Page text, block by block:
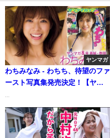
ヤンマガ
わちみなみ - わちち、待望のファ
ースト写真集発売決定！【ヤン
18日） | 講談社ヤンマガchさん
より